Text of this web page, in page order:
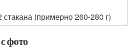
стакана (примерно 260-280 г)
фото